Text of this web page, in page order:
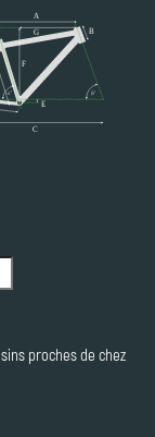
proches de chez